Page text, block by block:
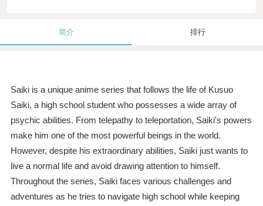
简介 排行
Saiki is a unique anime series that follows the life of Kusuo
Saiki, a high school student who possesses a wide array of
psychic abilities. From telepathy to teleportation, Saiki's powers
make him one of the most powerful beings in the world.
However, despite his extraordinary abilities, Saiki just wants to
live a normal life and avoid drawing attention to himself.
Throughout the series, Saiki faces various challenges and
adventures as he tries to navigate high school while keeping